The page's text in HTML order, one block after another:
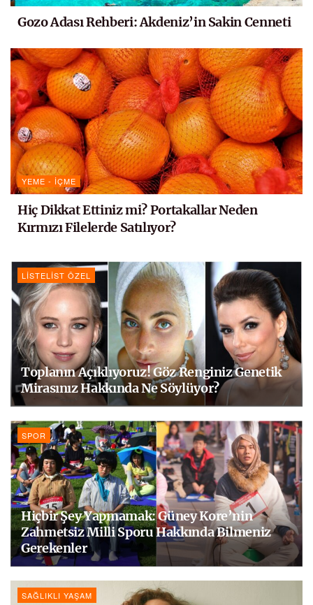
Gozo Adası Rehberi: Akdeniz’in Sakin Cenneti
YEME - İÇME
Hiç Dikkat Ettiniz mi? Portakallar Neden
Kırmızı Filelerde Satılıyor?
LISTELIST ÖZEL
Toplanın Açıklıyoruz! Göz Renginiz Genetik
Mirasınız Hakkında Ne Söylüyor?
SPOR
Hiçbir Şey Yapmamak: Güney Kore’nin
Zahmetsiz Milli Sporu Hakkında Bilmeniz
Gerekenler
SAĞLIKLI YAŞAM